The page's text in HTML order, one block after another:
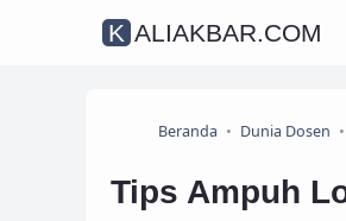
KALIAKBAR.COM
Beranda Dunia Dosen
Tips Ampuh